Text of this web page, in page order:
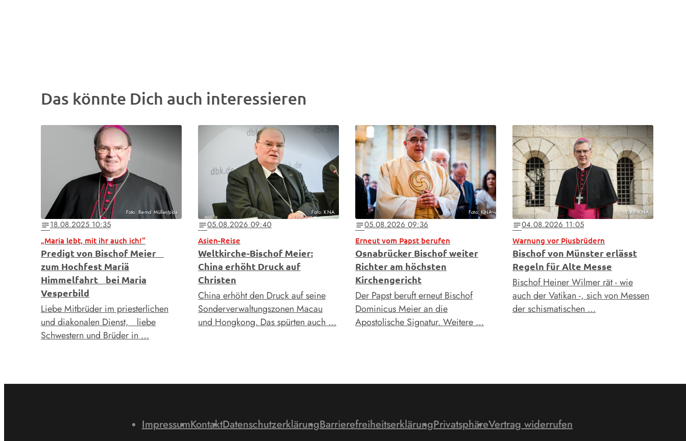
Das könnte Dich auch interessieren
Foto: Bernd Müller/pba
notes18.08.2025 10:35
„Maria lebt, mit ihr auch ich!“
Predigt von Bischof Meier
zum Hochfest Mariä
Himmelfahrt bei Maria
Vesperbild
Liebe Mitbrüder im priesterlichen
und diakonalen Dienst, liebe
Schwestern und Brüder in …
Foto: KNA
notes05.08.2026 09:40
Asien-Reise
Weltkirche-Bischof Meier:
China erhöht Druck auf
Christen
China erhöht den Druck auf seine
Sonderverwaltungszonen Macau
und Hongkong. Das spürten auch …
Foto: KNA
notes05.08.2026 09:36
Erneut vom Papst berufen
Osnabrücker Bischof weiter
Richter am höchsten
Kirchengericht
Der Papst beruft erneut Bischof
Dominicus Meier an die
Apostolische Signatur. Weitere …
Foto: KNA
notes04.08.2026 11:05
Warnung vor Piusbrüdern
Bischof von Münster erlässt
Regeln für Alte Messe
Bischof Heiner Wilmer rät - wie
auch der Vatikan -, sich von Messen
der schismatischen …
ImpressumKontaktDatenschutzerklärungBarrierefreiheitserklärungPrivatsphäreVertrag widerrufen